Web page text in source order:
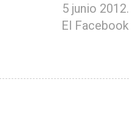
5 junio 2012.
El Facebook